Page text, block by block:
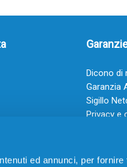
ed annunci, per
Dicono di
Garanzia
Sigillo
Privacy e